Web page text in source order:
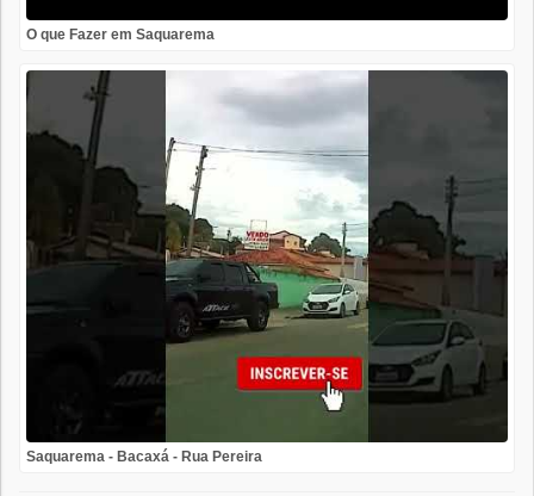
O que Fazer em Saquarema
Saquarema - Bacaxá - Rua Pereira